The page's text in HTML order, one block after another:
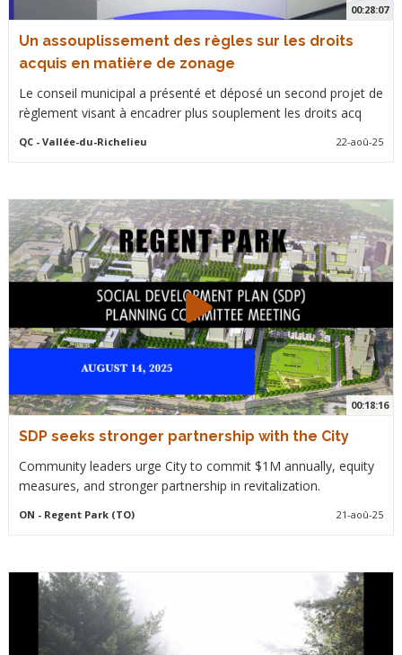
00:28:07
Un assouplissement des règles sur les droits
acquis en matière de zonage
Le conseil municipal a présenté et déposé un second projet de
règlement visant à encadrer plus souplement les droits acq
QC- Vallée-du-Richelieu 22-aoû-25
00:18:16
SDP seeks stronger partnership with the City
Community leaders urge City to commit $1M annually, equity
measures, and stronger partnership in revitalization.
ON - Regent Park (TO) 21-aoû-25